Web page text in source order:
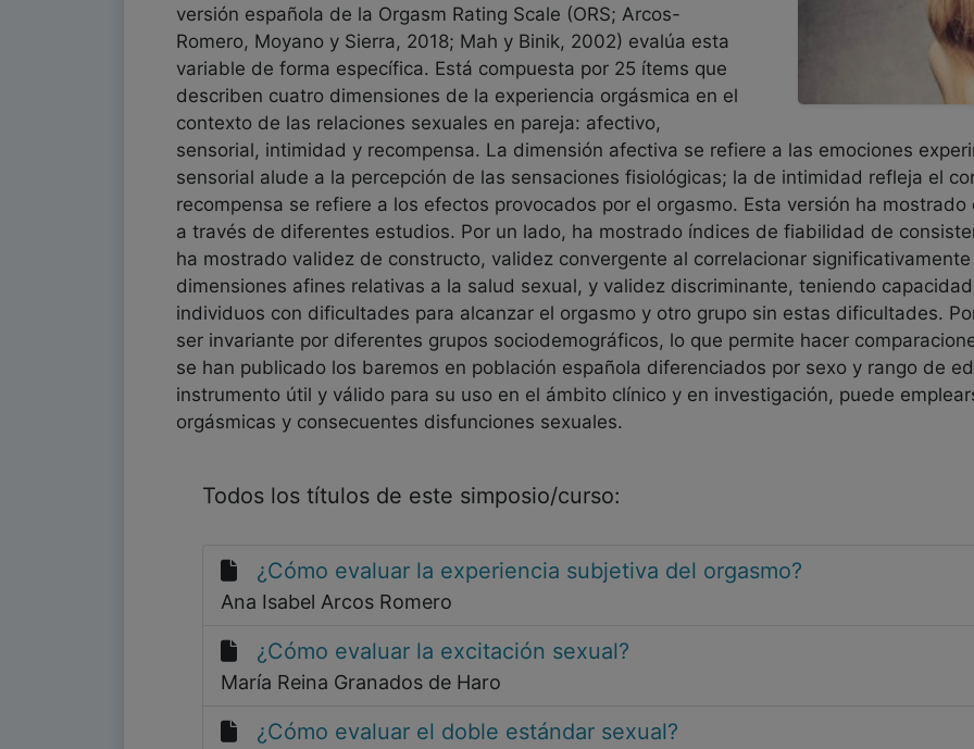
versión española de la Orgasm Rating Scale (ORS; Arcos-
Romero, Moyano y Sierra, 2018; Mah y Binik, 2002) evalúa esta
variable de forma específica. Está compuesta por 25 ítems que
describen cuatro dimensiones de la experiencia orgásmica en el
contexto de las relaciones sexuales en pareja: afectivo,
sensorial, intimidad y recompensa. La dimensión afectiva se refiere a las emociones
sensorial alude a la percepción de las sensaciones fisiológicas; la de intimidad refleja el
recompensa se refiere a los efectos provocados por el orgasmo. Esta versión ha
a través de diferentes estudios. Por un lado, ha mostrado índices de fiabilidad de
ha mostrado validez de constructo, validez convergente al correlacionar
dimensiones afines relativas a la salud sexual, y validez discriminante, teniendo
individuos con dificultades para alcanzar el orgasmo y otro grupo sin estas dificultades.
ser invariante por diferentes grupos sociodemográficos, lo que permite hacer
se han publicado los baremos en población española diferenciados por sexo y rango de
instrumento útil y válido para su uso en el ámbito clínico y en investigación, puede
orgásmicas y consecuentes disfunciones sexuales.
Todos los títulos de este simposio/curso:
¿Cómo evaluar la experiencia subjetiva del orgasmo?
Ana Isabel Arcos Romero
¿Cómo evaluar la excitación sexual?
María Reina Granados de Haro
¿Cómo evaluar el doble estándar sexual?